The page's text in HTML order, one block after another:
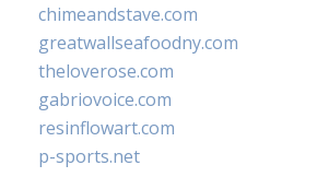
chimeandstave.com
greatwallseafoodny.com
theloverose.com
gabriovoice.com
resinflowart.com
p-sports.net